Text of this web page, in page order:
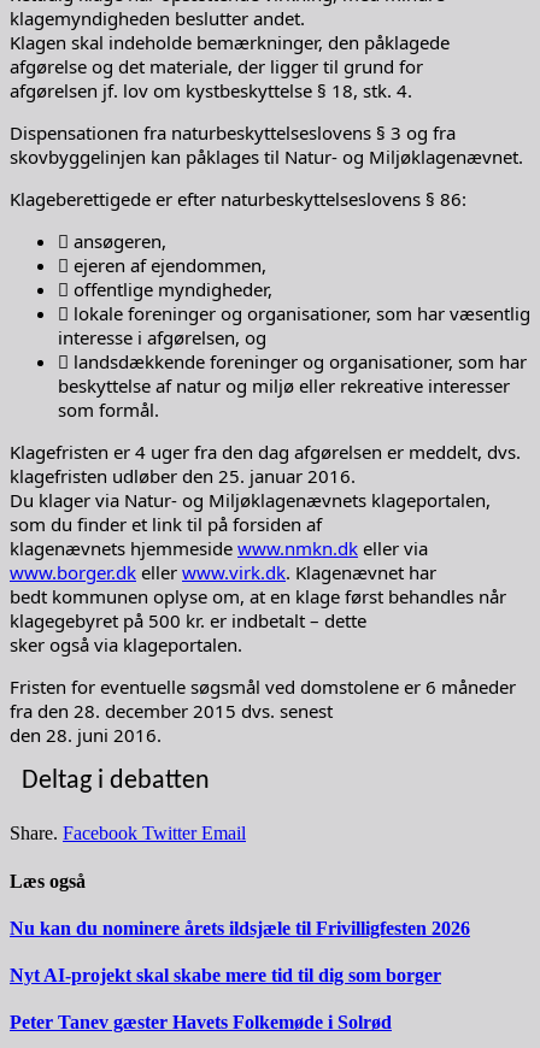
klagemyndigheden beslutter andet.
Klagen skal indeholde bemærkninger, den påklagede
afgørelse og det materiale, der ligger til grund for
afgørelsen jf. lov om kystbeskyttelse § 18, stk. 4.
Dispensationen fra naturbeskyttelseslovens § 3 og fra
skovbyggelinjen kan påklages til Natur- og Miljøklagenævnet.
Klageberettigede er efter naturbeskyttelseslovens § 86:
 ansøgeren,
 ejeren af ejendommen,
 offentlige myndigheder,
 lokale foreninger og organisationer, som har væsentlig
interesse i afgørelsen, og
 landsdækkende foreninger og organisationer, som har
beskyttelse af natur og miljø eller rekreative interesser
som formål.
Klagefristen er 4 uger fra den dag afgørelsen er meddelt, dvs.
klagefristen udløber den 25. januar 2016.
Du klager via Natur- og Miljøklagenævnets klageportalen,
som du finder et link til på forsiden af
klagenævnets hjemmeside www.nmkn.dk eller via
www.borger.dk eller www.virk.dk. Klagenævnet har
bedt kommunen oplyse om, at en klage først behandles når
klagegebyret på 500 kr. er indbetalt – dette
sker også via klageportalen.
Fristen for eventuelle søgsmål ved domstolene er 6 måneder
fra den 28. december 2015 dvs. senest
den 28. juni 2016.
Deltag i debatten
Share. Facebook Twitter Email
Læs også
Nu kan du nominere årets ildsjæle til Frivilligfesten 2026
Nyt AI-projekt skal skabe mere tid til dig som borger
Peter Tanev gæster Havets Folkemøde i Solrød